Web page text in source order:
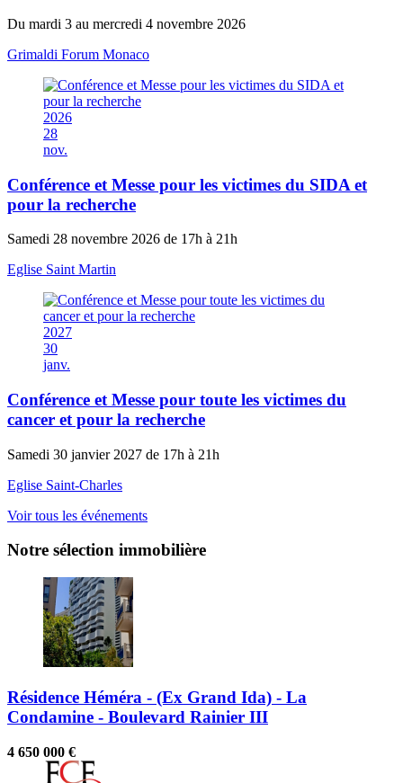
Du mardi 3 au mercredi 4 novembre 2026
Grimaldi Forum Monaco
2026
28
nov.
Conférence et Messe pour les victimes du SIDA et
pour la recherche
Samedi 28 novembre 2026 de 17h à 21h
Eglise Saint Martin
2027
30
janv.
Conférence et Messe pour toute les victimes du
cancer et pour la recherche
Samedi 30 janvier 2027 de 17h à 21h
Eglise Saint-Charles
Voir tous les événements
Notre sélection immobilière
Résidence Héméra - (Ex Grand Ida) - La
Condamine - Boulevard Rainier III
4 650 000 €